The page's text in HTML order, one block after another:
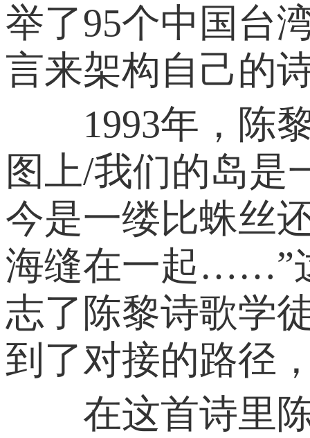
举了95个中国台
言来架构自己的
1993年，陈黎
图上/我们的岛是
今是一缕比蛛丝
海缝在一起……”
志了陈黎诗歌学
到了对接的路径
在这首诗里陈